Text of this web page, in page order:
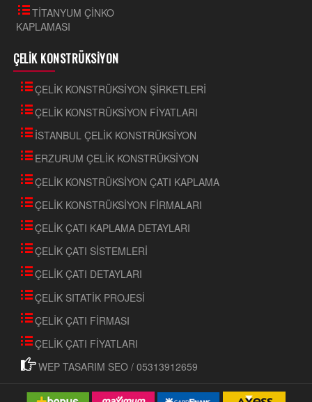
TİTANYUM ÇİNKO
KAPLAMASI
ÇELİK KONSTRÜKSİYON
ÇELİK KONSTRÜKSİYON ŞİRKETLERİ
ÇELİK KONSTRÜKSİYON FİYATLARI
İSTANBUL ÇELİK KONSTRÜKSİYON
ERZURUM ÇELİK KONSTRÜKSİYON
ÇELİK KONSTRÜKSİYON ÇATI KAPLAMA
ÇELİK KONSTRÜKSİYON FİRMALARI
ÇELİK ÇATI KAPLAMA DETAYLARI
ÇELİK ÇATI SİSTEMLERİ
ÇELİK ÇATI DETAYLARI
ÇELİK SITATİK PROJESİ
ÇELİK ÇATI FİRMASI
ÇELİK ÇATI FİYATLARI
WEP TASARIM SEO / 05313912659